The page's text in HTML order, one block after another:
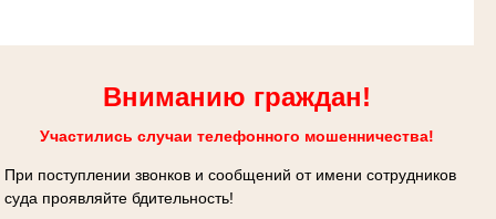
Вниманию граждан!
Участились случаи телефонного мошенничества!
При поступлении звонков и сообщений от имени сотрудников
суда проявляйте бдительность!